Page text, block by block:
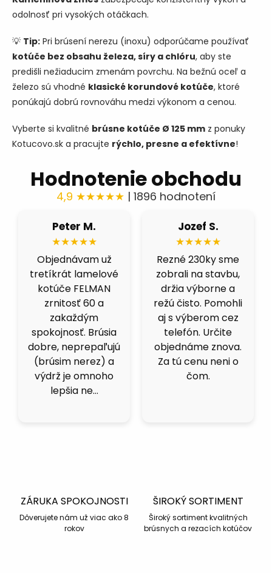
odolnosť pri vysokých otáčkach.
💡 Tip: Pri brúsení nerezu (inoxu) odporúčame používať
kotúče bez obsahu železa, síry a chlóru, aby ste
predišli nežiaducim zmenám povrchu. Na bežnú oceľ a
železo sú vhodné klasické korundové kotúče, ktoré
ponúkajú dobrú rovnováhu medzi výkonom a cenou.
Vyberte si kvalitné brúsne kotúče Ø 125 mm z ponuky
Kotucovo.sk a pracujte rýchlo, presne a efektívne!
Hodnotenie obchodu
4,9 ★★★★★ | 1896 hodnotení
Peter M.
★★★★★
Objednávam už
tretíkrát lamelové
kotúče FELMAN
zrnitosť 60 a
zakaždým
spokojnosť. Brúsia
dobre, neprepaľujú
(brúsim nerez) a
výdrž je omnoho
lepšia ne…
Jozef S.
★★★★★
Rezné 230ky sme
zobrali na stavbu,
držia výborne a
režú čisto. Pomohli
aj s výberom cez
telefón. Určite
objednáme znova.
Za tú cenu neni o
čom.
ZÁRUKA SPOKOJNOSTI
Dôverujete nám už viac ako 8
rokov
ŠIROKÝ SORTIMENT
Široký sortiment kvalitných
brúsnych a rezacích kotúčov